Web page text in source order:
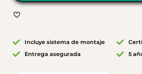
Incluye sistema de montaje
Entrega asegurada
5